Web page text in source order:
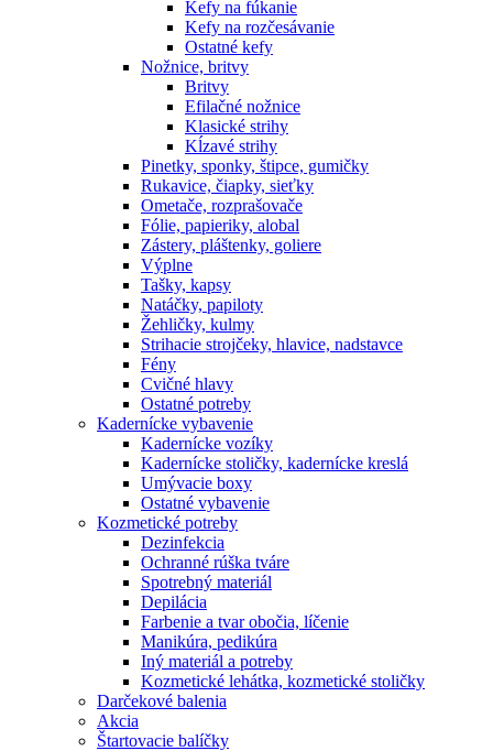
Kefy na fúkanie
Kefy na rozčesávanie
Ostatné kefy
Nožnice, britvy
Britvy
Efilačné nožnice
Klasické strihy
Kĺzavé strihy
Pinetky, sponky, štipce, gumičky
Rukavice, čiapky, sieťky
Ometače, rozprašovače
Fólie, papieriky, alobal
Zástery, pláštenky, goliere
Výplne
Tašky, kapsy
Natáčky, papiloty
Žehličky, kulmy
Strihacie strojčeky, hlavice, nadstavce
Fény
Cvičné hlavy
Ostatné potreby
Kadernícke vybavenie
Kadernícke vozíky
Kadernícke stoličky, kadernícke kreslá
Umývacie boxy
Ostatné vybavenie
Kozmetické potreby
Dezinfekcia
Ochranné rúška tváre
Spotrebný materiál
Depilácia
Farbenie a tvar obočia, líčenie
Manikúra, pedikúra
Iný materiál a potreby
Kozmetické lehátka, kozmetické stoličky
Darčekové balenia
Akcia
Štartovacie balíčky